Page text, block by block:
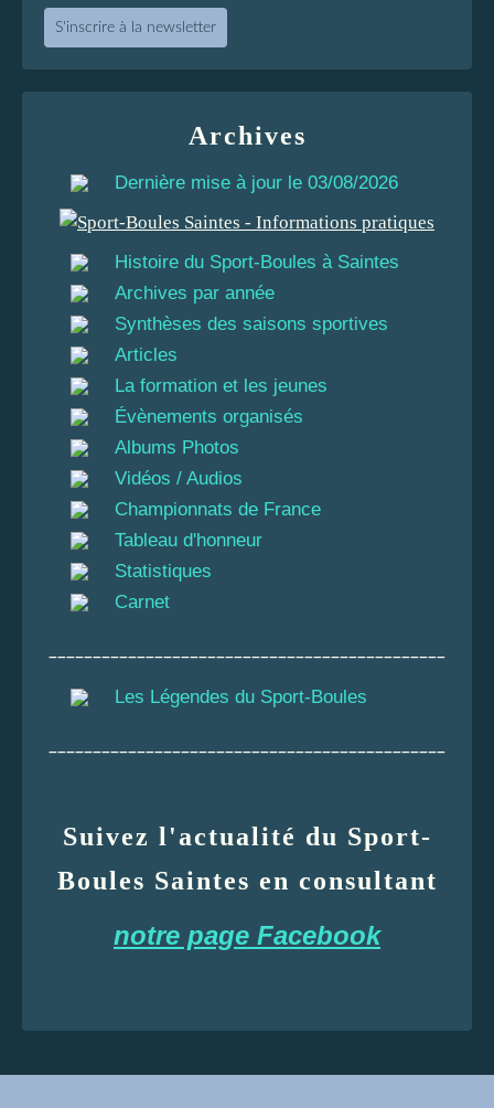
S'inscrire à la newsletter
Archives
Dernière mise à jour le 03/08/2026
Histoire du Sport-Boules à Saintes
Archives par année
Synthèses des saisons sportives
Articles
La formation et les jeunes
Évènements organisés
Albums Photos
Vidéos / Audios
Championnats de France
Tableau d'honneur
Statistiques
Carnet
Les Légendes du Sport-Boules
Suivez l'actualité du Sport-
Boules Saintes en consultant
notre page Facebook